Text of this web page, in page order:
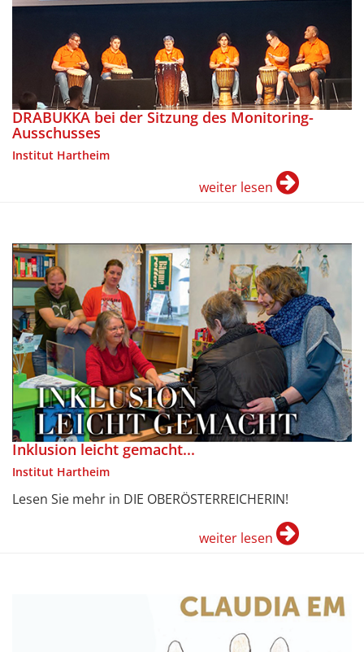
DRABUKKA bei der Sitzung des Monitoring-
Ausschusses
Institut Hartheim
weiter lesen
Inklusion leicht gemacht...
Institut Hartheim
Lesen Sie mehr in DIE OBERÖSTERREICHERIN!
weiter lesen